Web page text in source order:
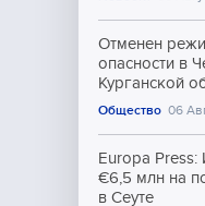
Отменен
опасности в
Курганской
Общество 06
Europa Press:
€6,5 млн на
в Сеуте